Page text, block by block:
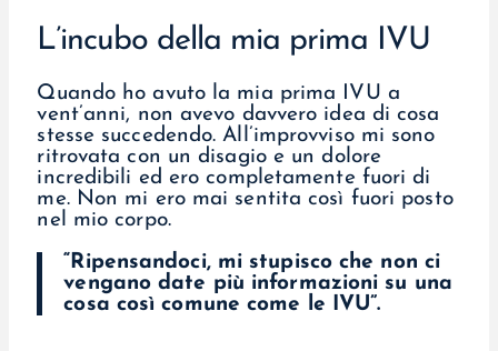
L’incubo della mia prima IVU
Quando ho avuto la mia prima IVU a
vent’anni, non avevo davvero idea di cosa
stesse succedendo. All’improvviso mi sono
ritrovata con un disagio e un dolore
incredibili ed ero completamente fuori di
me. Non mi ero mai sentita così fuori posto
nel mio corpo.
“Ripensandoci, mi stupisco che non ci
vengano date più informazioni su una
cosa così comune come le IVU”.